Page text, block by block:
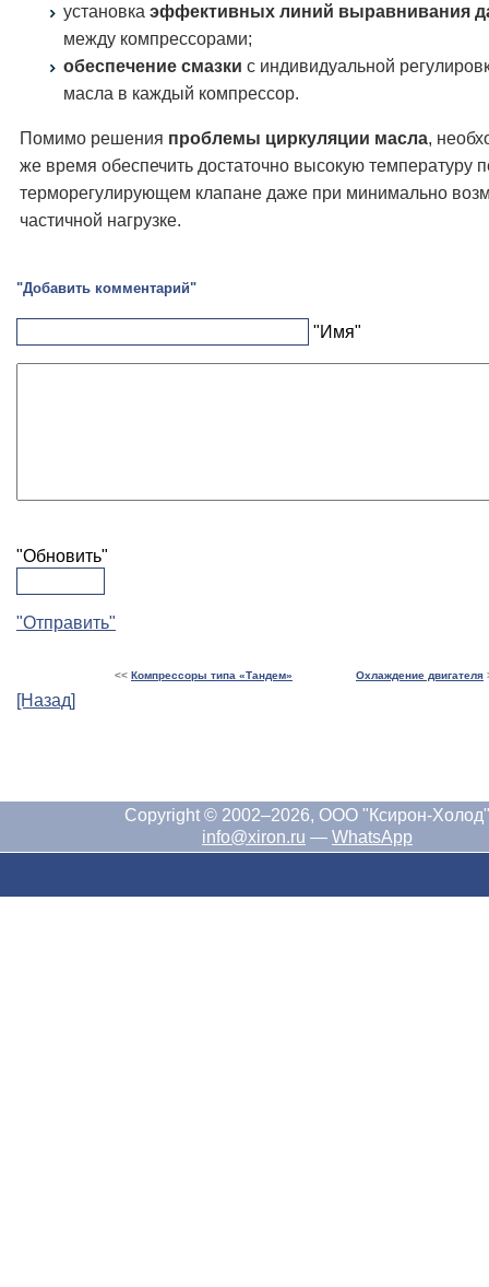
установка эффективных линий выравнивания
между компрессорами;
обеспечение смазки с индивидуальной
масла в каждый компрессор.
Помимо решения проблемы циркуляции масла,
же время обеспечить достаточно высокую температуру
терморегулирующем клапане даже при минимально
частичной нагрузке.
"Добавить комментарий"
"Имя"
"Обновить"
"Отправить"
<< Компрессоры типа «Тандем» Охлаждение двигателя
[Назад]
Copyright © 2002–2026, ООО "Ксирон-Холод"
info@xiron.ru — WhatsApp